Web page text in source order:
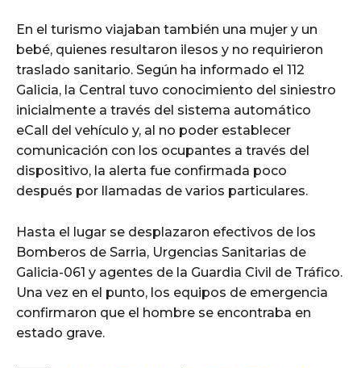
En el turismo viajaban también una mujer y un
bebé, quienes resultaron ilesos y no requirieron
traslado sanitario. Según ha informado el 112
Galicia, la Central tuvo conocimiento del siniestro
inicialmente a través del sistema automático
eCall del vehículo y, al no poder establecer
comunicación con los ocupantes a través del
dispositivo, la alerta fue confirmada poco
después por llamadas de varios particulares.
Hasta el lugar se desplazaron efectivos de los
Bomberos de Sarria, Urgencias Sanitarias de
Galicia-061 y agentes de la Guardia Civil de Tráfico.
Una vez en el punto, los equipos de emergencia
confirmaron que el hombre se encontraba en
estado grave.